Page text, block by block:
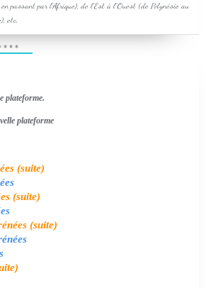
passant par l'Afrique), de l'Est à l'Ouest (de Polynésie au
etc.
* * *
plateforme.
plateforme
(suite)
(suite)
(suite)